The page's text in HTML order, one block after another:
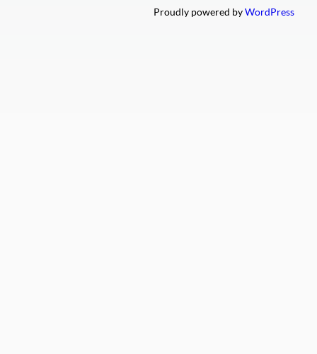
Proudly powered byWordPress